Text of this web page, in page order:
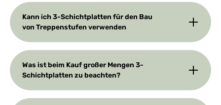
Kann ich 3-Schichtplatten für den Bau
von Treppenstufen verwenden
Was ist beim Kauf großer Mengen 3-
Schichtplatten zu beachten?